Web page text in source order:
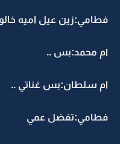
فطامي:زين عيل اميه
ام محمد:بس ..
ام سلطان:بس غناتي ..
فطامي:تفضل عمي